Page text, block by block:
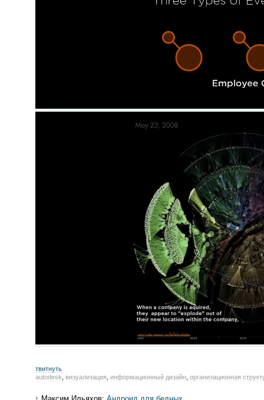
твитнуть
autodesk визуализация информационный дизайн организационная